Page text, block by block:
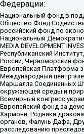
Федерации:
Национальный фонд в
Общество Фонд
российский фонд по
Национальный
MEDIA DEVELOPMENT
Республиканский
России, Черноморский
Европейская Платформа
Международный центр
Маршалла Соединенных
окружающей среды и
Всемирный конгресс
Европейский фонд за
Хармони, Родники
органов, Фалунь Дафа,
расследованию